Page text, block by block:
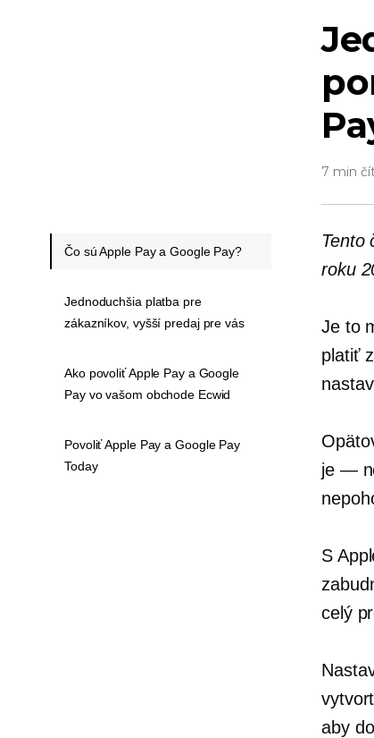
7 min
Tento
roku
Je to
platiť
je —
S
celý
aby
Čo sú Apple Pay a Google Pay?
Jednoduchšia platba pre
zákazníkov, vyšší predaj pre vás
Ako povoliť Apple Pay a Google
Pay vo vašom obchode Ecwid
Povoliť Apple Pay a Google Pay
Today